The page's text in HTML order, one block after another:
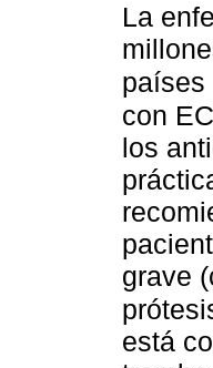
La
países
con
los
grave
está